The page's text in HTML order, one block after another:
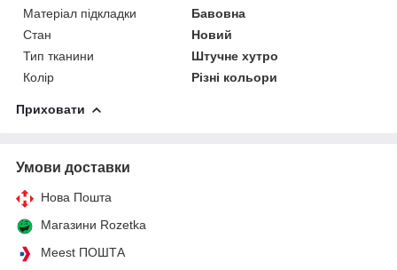
Матеріал підкладки
Бавовна
Стан
Новий
Тип тканини
Штучне хутро
Колір
Різні кольори
Приховати
Умови доставки
Нова Пошта
Магазини Rozetka
Meest ПОШТА